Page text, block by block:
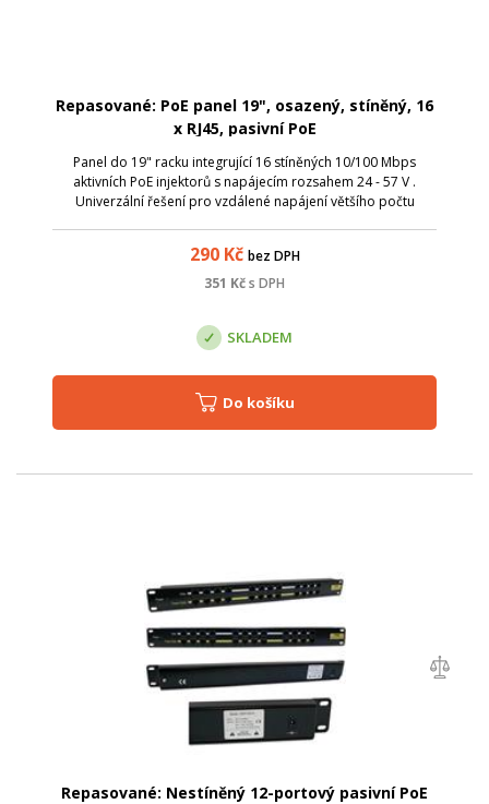
Repasované: PoE panel 19", osazený, stíněný, 16
x RJ45, pasivní PoE
Panel do 19" racku integrující 16 stíněných 10/100 Mbps
aktivních PoE injektorů s napájecím rozsahem 24 - 57 V .
Univerzální řešení pro vzdálené napájení většího počtu
290Kč bez DPH
351 Kčs DPH
SKLADEM
Do košíku
Repasované: Nestíněný 12-portový pasivní PoE